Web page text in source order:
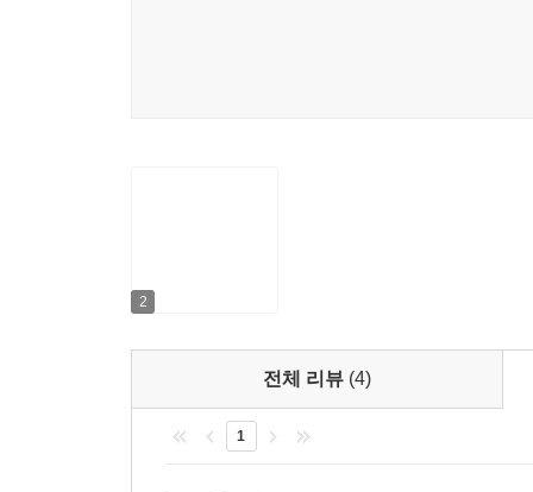
2
전체 리뷰 (4)
1